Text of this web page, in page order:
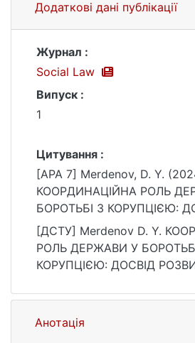
Додаткові дані публікації
Журнал :
Social Law
Випуск :
1
Цитування :
[APA 7] Merdenov, D. Y.
КООРДИНАЦІЙНА РОЛЬ
БОРОТЬБІ З КОРУПЦІЄЮ: ДОСВІД
РОЗВИНЕНИХ КРАЇН СВІТУ.
https://doi.org/10.32751/
01-11
[ДСТУ] Merdenov D. Y.
РОЛЬ ДЕРЖАВИ У
КОРУПЦІЄЮ: ДОСВІД РОЗВИНЕНИХ КРАЇН
10.32751/2617-5967-2024-
звернення: 25.07.2026).
Анотація